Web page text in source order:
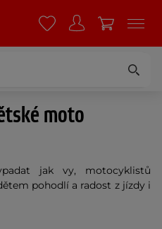
moto
jak vy, motocyklistů
pohodlí a radost z jízdy i